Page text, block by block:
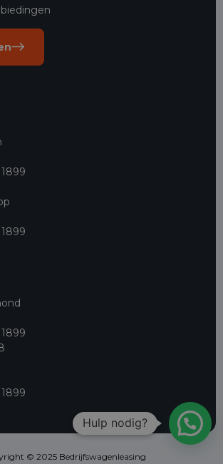
© 2025 Bedrijfswagenleasing
Hulp nodig?